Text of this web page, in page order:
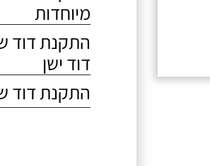
מיוחדות
דוד ישן
התקנת דוד שמש, 150 ליטר, על גג שטוח,